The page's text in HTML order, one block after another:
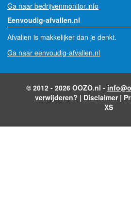
Ga naar bedrijvenmonitor.info
Eenvoudig-afvallen.nl
Afvallen is makkelijker dan je denkt.
Ga naar eenvoudig-afvallen.nl
© 2012 - 2026 OOZO.nl -
verwijderen? | Disclaimer|
XS